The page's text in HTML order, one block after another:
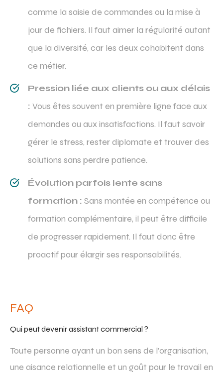
comme la saisie de commandes ou la mise à
jour de fichiers. Il faut aimer la régularité autant
que la diversité, car les deux cohabitent dans
ce métier.
Pression liée aux clients ou aux délais
: Vous êtes souvent en première ligne face aux
demandes ou aux insatisfactions. Il faut savoir
gérer le stress, rester diplomate et trouver des
solutions sans perdre patience.
Évolution parfois lente sans
formation : Sans montée en compétence ou
formation complémentaire, il peut être difficile
de progresser rapidement. Il faut donc être
proactif pour élargir ses responsabilités.
FAQ
Qui peut devenir assistant commercial ?
Toute personne ayant un bon sens de l’organisation,
une aisance relationnelle et un goût pour le travail en